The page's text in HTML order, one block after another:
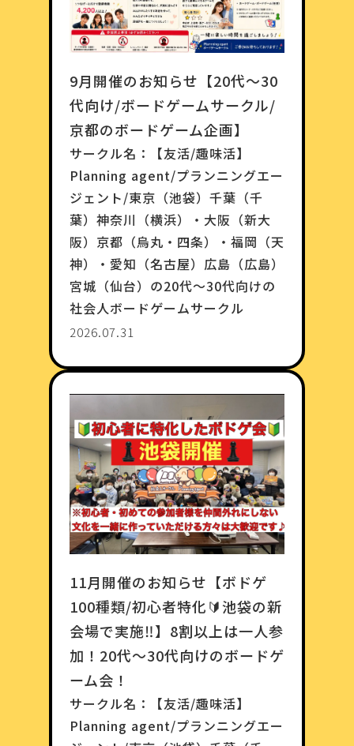
9月開催のお知らせ【20代〜30
代向け/ボードゲームサークル/
京都のボードゲーム企画】
サークル名：
【友活/趣味活】
Planning agent/プランニングエー
ジェント/東京（池袋）千葉（千
葉）神奈川（横浜）・大阪（新大
阪）京都（烏丸・四条）・福岡（天
神）・愛知（名古屋）広島（広島）
宮城（仙台）の20代〜30代向けの
社会人ボードゲームサークル
2026.07.31
11月開催のお知らせ【ボドゲ
100種類/初心者特化🔰池袋の新
会場で実施‼️】8割以上は一人参
加！20代〜30代向けのボードゲ
ーム会！
サークル名：
【友活/趣味活】
Planning agent/プランニングエー